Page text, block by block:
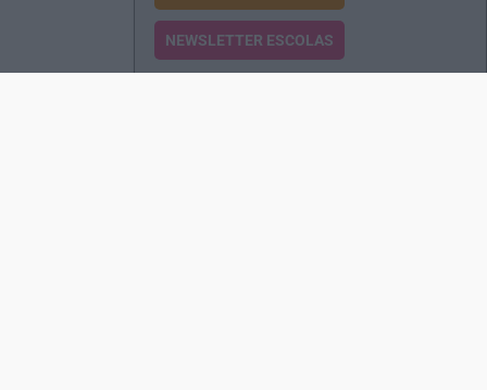
NEWSLETTER ESCOLAS